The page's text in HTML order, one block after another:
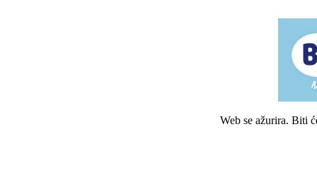
Web se ažurira. Biti